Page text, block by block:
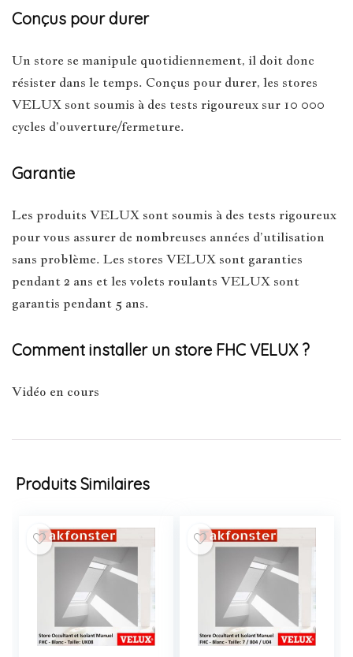
Conçus pour durer
Un store se manipule quotidiennement, il doit donc
résister dans le temps. Conçus pour durer, les stores
VELUX sont soumis à des tests rigoureux sur 10 000
cycles d’ouverture/fermeture.
Garantie
Les produits VELUX sont soumis à des tests rigoureux
pour vous assurer de nombreuses années d’utilisation
sans problème. Les stores VELUX sont garanties
pendant 2 ans et les volets roulants VELUX sont
garantis pendant 5 ans.
Comment installer un store FHC VELUX ?
Vidéo en cours
Produits Similaires